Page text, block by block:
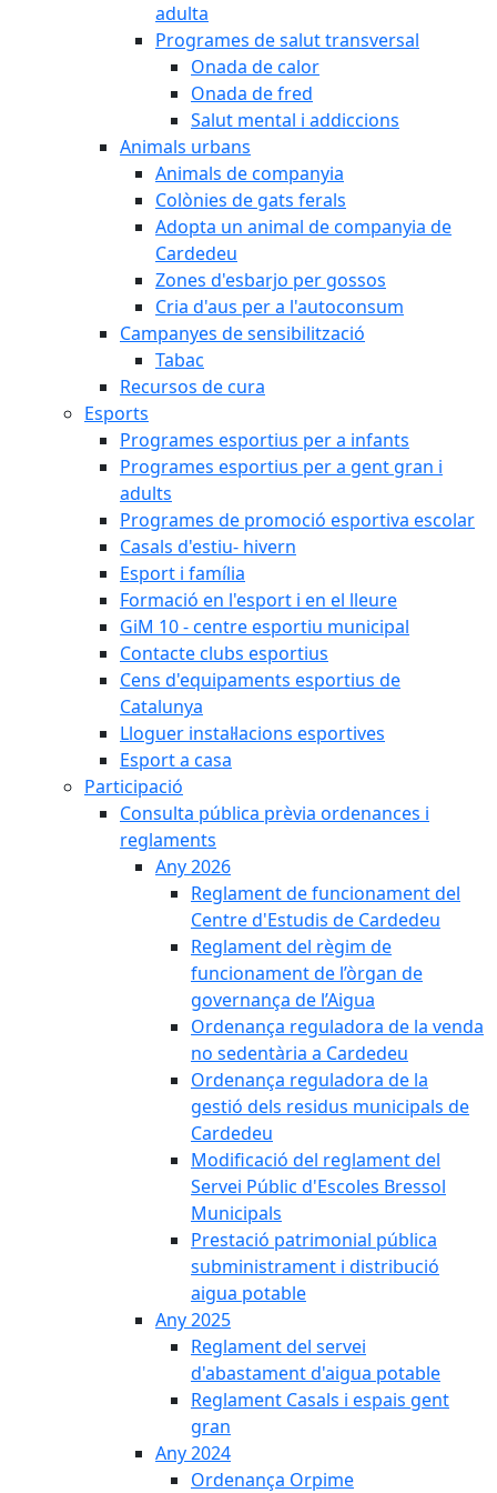
adulta
Programes de salut transversal
Onada de calor
Onada de fred
Salut mental i addiccions
Animals urbans
Animals de companyia
Colònies de gats ferals
Adopta un animal de companyia de
Cardedeu
Zones d'esbarjo per gossos
Cria d'aus per a l'autoconsum
Campanyes de sensibilització
Tabac
Recursos de cura
Esports
Programes esportius per a infants
Programes esportius per a gent gran i
adults
Programes de promoció esportiva escolar
Casals d'estiu- hivern
Esport i família
Formació en l'esport i en el lleure
GiM 10 - centre esportiu municipal
Contacte clubs esportius
Cens d'equipaments esportius de
Catalunya
Lloguer instal·lacions esportives
Esport a casa
Participació
Consulta pública prèvia ordenances i
reglaments
Any 2026
Reglament de funcionament del
Centre d'Estudis de Cardedeu
Reglament del règim de
funcionament de l’òrgan de
governança de l’Aigua
Ordenança reguladora de la venda
no sedentària a Cardedeu
Ordenança reguladora de la
gestió dels residus municipals de
Cardedeu
Modificació del reglament del
Servei Públic d'Escoles Bressol
Municipals
Prestació patrimonial pública
subministrament i distribució
aigua potable
Any 2025
Reglament del servei
d'abastament d'aigua potable
Reglament Casals i espais gent
gran
Any 2024
Ordenança Orpime